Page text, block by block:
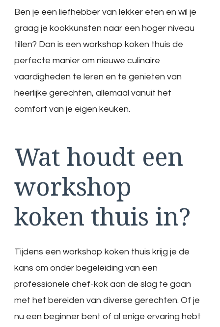
Ben je een liefhebber van lekker eten en wil je
graag je kookkunsten naar een hoger niveau
tillen? Dan is een workshop koken thuis de
perfecte manier om nieuwe culinaire
vaardigheden te leren en te genieten van
heerlijke gerechten, allemaal vanuit het
comfort van je eigen keuken.
Wat houdt een
workshop
koken thuis in?
Tijdens een workshop koken thuis krijg je de
kans om onder begeleiding van een
professionele chef-kok aan de slag te gaan
met het bereiden van diverse gerechten. Of je
nu een beginner bent of al enige ervaring hebt